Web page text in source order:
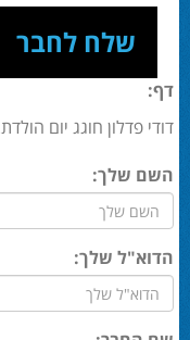
שלח לחבר
דף:
דודי פדלון חוגג יום
השם שלך:
הדוא"ל שלך: